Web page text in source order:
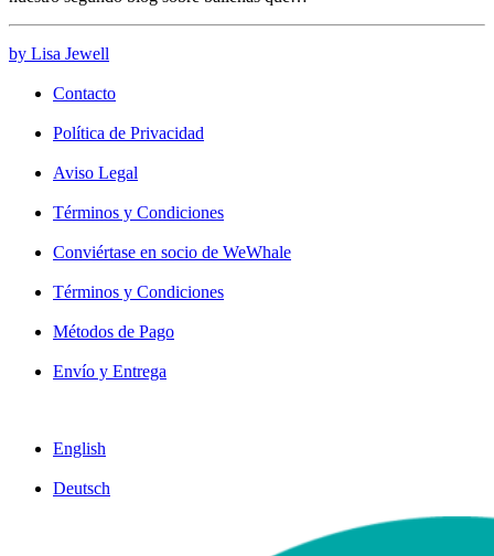
by Lisa Jewell
Contacto
Política de Privacidad
Aviso Legal
Términos y Condiciones
Conviértase en socio de WeWhale
Términos y Condiciones
Métodos de Pago
Envío y Entrega
English
Deutsch